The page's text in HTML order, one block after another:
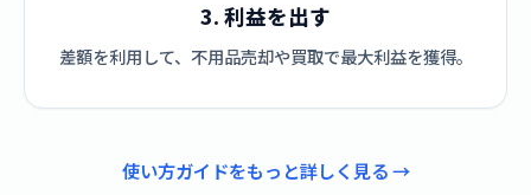
3. 利益を出す
差額を利用して、不用品売却や買取で最大利益を獲得。
使い方ガイドをもっと詳しく見る →